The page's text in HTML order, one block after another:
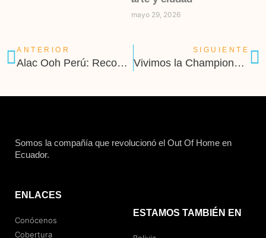
mayo 29, 2026
ANTERIOR
Alac Ooh Perú: Reconocidos como Socios Oro en el Mali
SIGUIENTE
Vivimos la Champions en Ecuador
Somos la compañía que revolucionó el Out Of Home en
Ecuador.
ENLACES
Conócenos
Cobertura
ESTAMOS TAMBIÉN EN